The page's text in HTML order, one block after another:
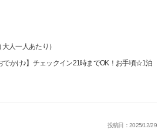
人一人あたり）
でかけ♪】チェックイン21時までOK！お手頃☆1泊
投稿日：2025/12/29